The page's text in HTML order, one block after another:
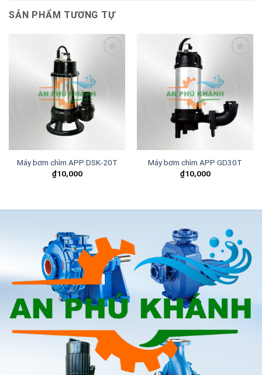
SẢN PHẨM TƯƠNG TỰ
wishlist
Máy bơm chìm APP DSK-20T
₫10,000
wishlist
Máy bơm chìm APP GD30T
₫10,000